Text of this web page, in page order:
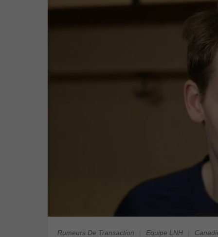
Rumeurs De Transaction Equipe LNH